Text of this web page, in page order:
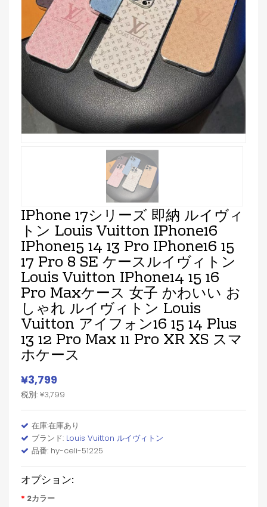
IPhone 17シリーズ 即納 ルイヴィ
トン Louis Vuitton IPhone16
IPhone15 14 13 Pro IPhone16 15
17 Pro 8 SE ケースルイヴィトン
Louis Vuitton IPhone14 15 16
Pro Maxケース 女子 かわいい お
しゃれ ルイヴィトン Louis
Vuitton アイフォン16 15 14 Plus
13 12 Pro Max 11 Pro XR XS スマ
ホケース
¥3,799
税別: ¥3,799
在庫:在庫あり
ブランド: Louis Vuitton ルイヴィトン
品番: hy-celi-51225
オプション:
2カラー